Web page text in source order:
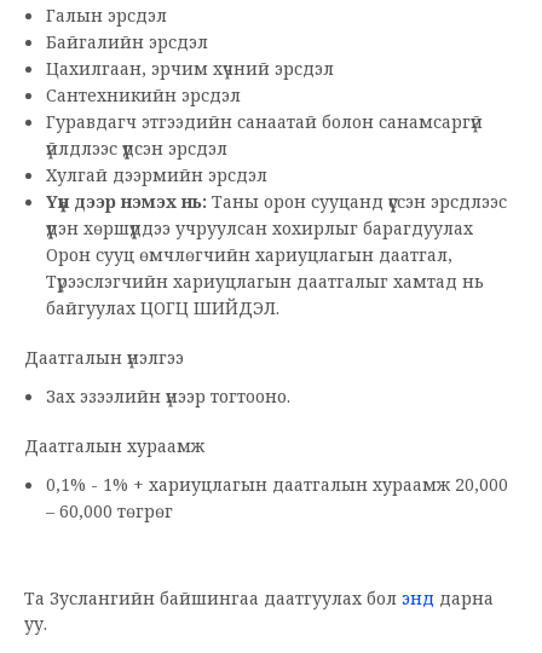
Галын эрсдэл
Байгалийн эрсдэл
Цахилгаан, эрчим хүчний эрсдэл
Сантехникийн эрсдэл
Гуравдагч этгээдийн санаатай болон санамсаргүй
үйлдлээс үүдсэн эрсдэл
Хулгай дээрмийн эрсдэл
Үүн дээр нэмэх нь: Таны орон сууцанд үүссэн эрсдлээс
үүдэн хөршүүддээ учруулсан хохирлыг барагдуулах
Орон сууц өмчлөгчийн хариуцлагын даатгал,
Түрээслэгчийн хариуцлагын даатгалыг хамтад нь
байгуулах ЦОГЦ ШИЙДЭЛ.
Даатгалын үнэлгээ
Зах эзээлийн үнээр тогтооно.
Даатгалын хураамж
0,1% - 1% + хариуцлагын даатгалын хураамж 20,000
– 60,000 төгрөг
Та Зуслангийн байшингаа даатгуулах бол энд дарна
уу.